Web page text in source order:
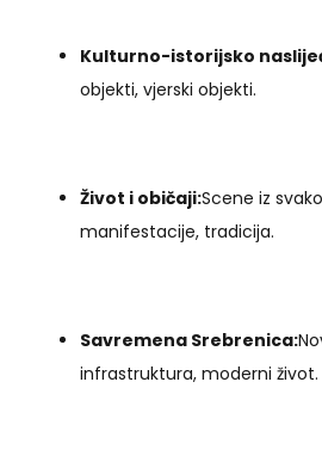
Kulturno-istorijsko
objekti, vjerski objekti.
Život i običaji:Scene iz
manifestacije, tradicija.
Savremena Srebrenica:
infrastruktura, moderni život.